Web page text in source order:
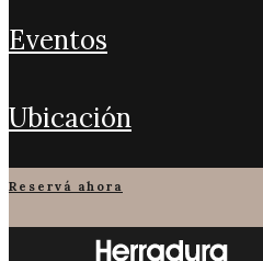
eventos
ubicación
reservá ahora